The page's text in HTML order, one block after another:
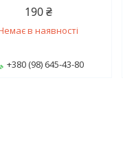
190 ₴
в наявності
+380 (98) 645-43-80